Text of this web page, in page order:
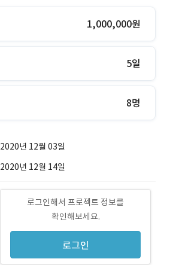
1,000,000원
5일
8명
2020년 12월 03일
2020년 12월 14일
로그인해서 프로젝트 정보를
확인해보세요.
로그인